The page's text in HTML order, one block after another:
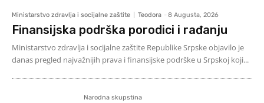
Ministarstvo zdravlja i socijalne zaštite Teodora - 8 Augusta, 2026
Finansijska podrška porodici i rađanju
Ministarstvo zdravlja i socijalne zaštite Republike Srpske objavilo je
danas pregled najvažnijih prava i finansijske podrške u Srpskoj koji...
Narodna skupstina